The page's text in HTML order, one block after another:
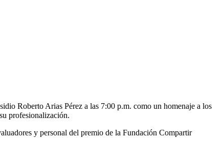
Roberto Arias Pérez a las 7:00 p.m. como un homenaje a los
profesionalización.
y personal del premio de la Fundación Compartir